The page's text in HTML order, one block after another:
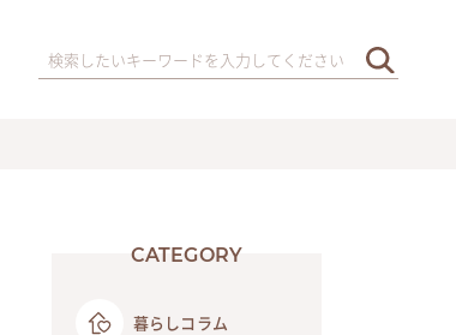
CATEGORY
暮らしコラム